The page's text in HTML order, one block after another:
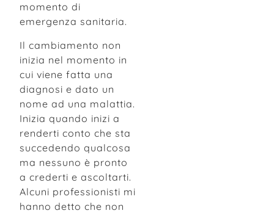
momento di
emergenza sanitaria.
Il cambiamento non
inizia nel momento in
cui viene fatta una
diagnosi e dato un
nome ad una malattia.
Inizia quando inizi a
renderti conto che sta
succedendo qualcosa
ma nessuno è pronto
a crederti e ascoltarti.
Alcuni professionisti mi
hanno detto che non